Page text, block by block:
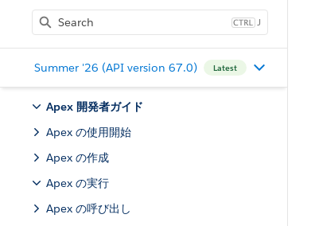
J
Summer '26 (API version 67.0) Latest
Apex 開発者ガイド
Apex の使用開始
Apex の作成
Apex の実行
Apex の呼び出し